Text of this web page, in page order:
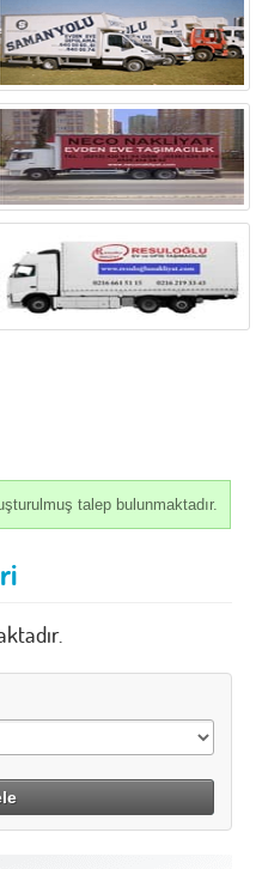
talep bulunmaktadır.